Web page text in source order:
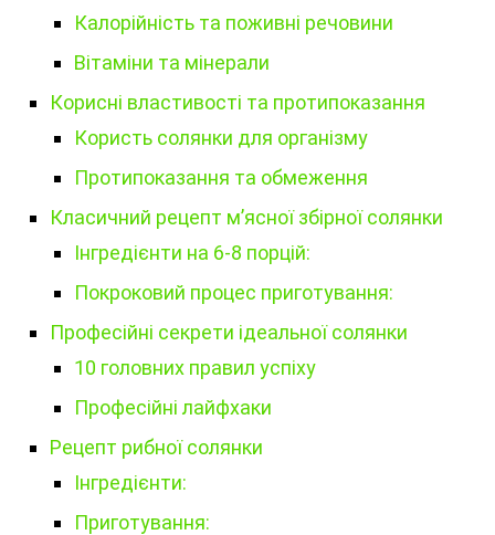
Калорійність та поживні речовини
Вітаміни та мінерали
Корисні властивості та протипоказання
Користь солянки для організму
Протипоказання та обмеження
Класичний рецепт м’ясної збірної солянки
Інгредієнти на 6-8 порцій:
Покроковий процес приготування:
Професійні секрети ідеальної солянки
10 головних правил успіху
Професійні лайфхаки
Рецепт рибної солянки
Інгредієнти:
Приготування: